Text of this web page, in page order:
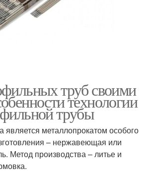
труб своими
технологии
трубы
является металлопрокатом особого
– нержавеющая или
Метод производства – литье и